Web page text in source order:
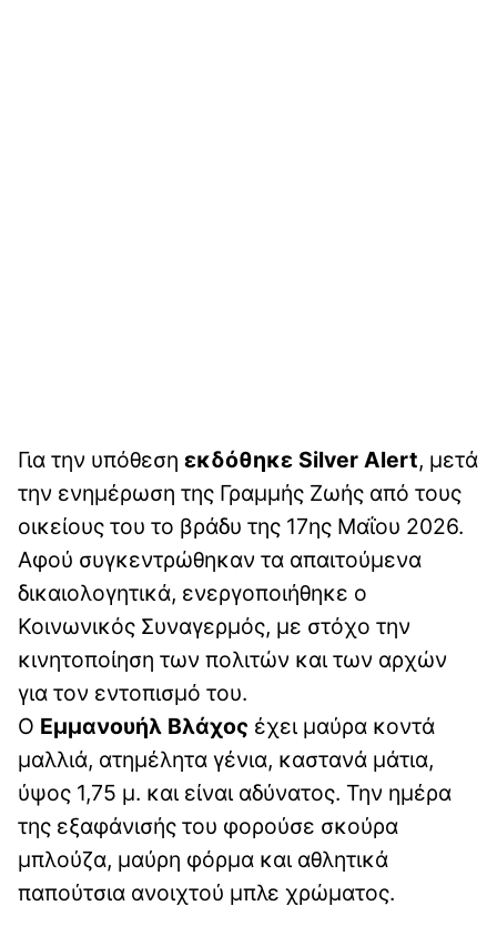
Για την υπόθεση εκδόθηκε Silver Alert, μετά
την ενημέρωση της Γραμμής Ζωής από τους
οικείους του το βράδυ της 17ης Μαΐου 2026.
Αφού συγκεντρώθηκαν τα απαιτούμενα
δικαιολογητικά, ενεργοποιήθηκε ο
Κοινωνικός Συναγερμός, με στόχο την
κινητοποίηση των πολιτών και των αρχών
για τον εντοπισμό του.
Ο Εμμανουήλ Βλάχος έχει μαύρα κοντά
μαλλιά, ατημέλητα γένια, καστανά μάτια,
ύψος 1,75 μ. και είναι αδύνατος. Την ημέρα
της εξαφάνισής του φορούσε σκούρα
μπλούζα, μαύρη φόρμα και αθλητικά
παπούτσια ανοιχτού μπλε χρώματος.